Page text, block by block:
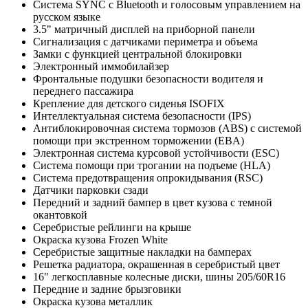
Система SYNC c Bluetooth и голосовым управлением на
русском языке
3.5" матричный дисплей на приборной панели
Сигнализация с датчиками периметра и объема
Замки с функцией центральной блокировки
Электронный иммобилайзер
Фронтальные подушки безопасности водителя и
переднего пассажира
Крепление для детского сиденья ISOFIX
Интеллектуальная система безопасности (IPS)
Антиблокировочная система тормозов (ABS) с системой
помощи при экстренном торможении (EBA)
Электронная система курсовой устойчивости (ESC)
Система помощи при трогании на подъеме (HLA)
Система предотвращения опрокидывания (RSC)
Датчики парковки сзади
Передний и задний бампер в цвет кузова с темной
окантовкой
Серебристые рейлинги на крыше
Окраска кузова Frozen White
Серебристые защитные накладки на бамперах
Решетка радиатора, окрашенная в серебристый цвет
16" легкосплавные колесные диски, шины 205/60R16
Передние и задние брызговики
Окраска кузова металлик